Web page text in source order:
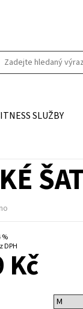
SLUŽBY
%
bez DPH
Kč